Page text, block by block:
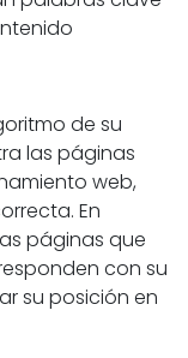
de su
las páginas
web,
En
páginas que
con su
su posición en